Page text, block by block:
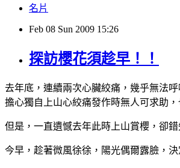
名片
Feb 08 Sun 2009 15:26
探訪櫻花須趁早！！
去年底，連續兩次心臟絞痛，幾乎無法
擔心獨自上山心絞痛發作時無人可求助
但是，一直遺憾去年此時上山賞櫻，卻
今早，趁著微風徐徐，陽光偶爾露臉，決